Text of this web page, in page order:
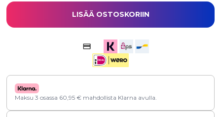
LISÄÄ OSTOSKORIIN
Maksu 3 osassa 60,95 € mahdollista Klarna avulla.